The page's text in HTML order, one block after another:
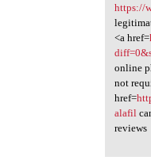
https://
<a href=
online
not
href=
alafil
reviews